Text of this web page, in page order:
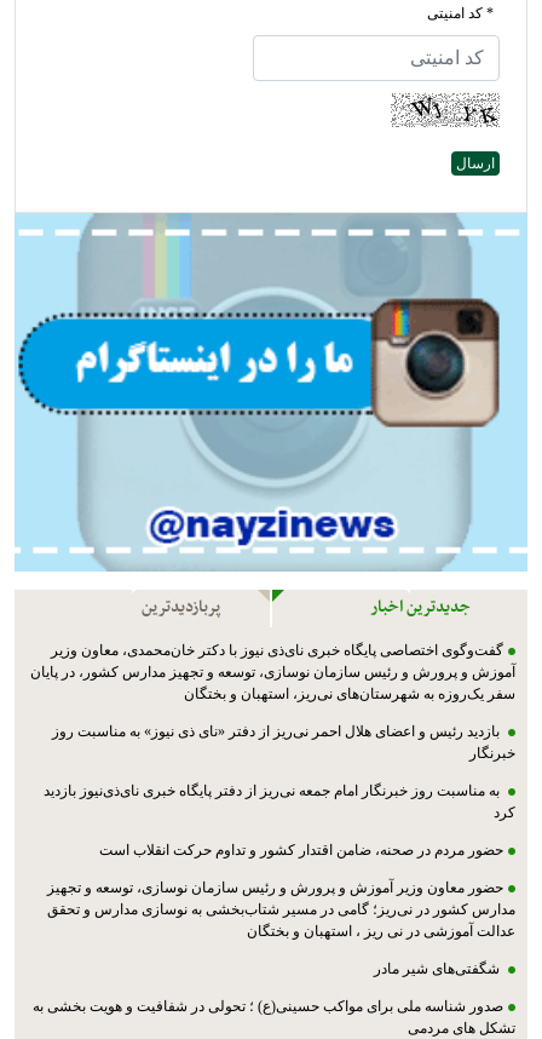
* کد امنیتی
جدیدترین اخبار پربازدیدترین
گفت‌وگوی اختصاصی پایگاه خبری نای‌ذی نیوز با دکتر خان‌محمدی، معاون وزیر
آموزش و پرورش و رئیس سازمان نوسازی، توسعه و تجهیز مدارس کشور، در پایان
سفر یک‌روزه به شهرستان‌های نی‌ریز، استهبان و بختگان
بازدید رئیس و اعضای هلال احمر نی‌ریز از دفتر «نای ذی نیوز» به مناسبت روز
خبرنگار
به مناسبت روز خبرنگار امام جمعه نی‌ریز از دفتر پایگاه خبری نای‌ذی‌نیوز بازدید
کرد
حضور مردم در صحنه، ضامن اقتدار کشور و تداوم حرکت انقلاب است
حضور معاون وزیر آموزش و پرورش و رئیس سازمان نوسازی، توسعه و تجهیز
مدارس کشور در نی‌ریز؛ گامی در مسیر شتاب‌بخشی به نوسازی مدارس و تحقق
عدالت آموزشی در نی ریز ، استهبان و بختگان
شگفتی‌های شیر مادر
صدور شناسه ملی برای مواکب حسینی(ع) ؛ تحولی در شفافیت و هویت بخشی به
تشکل های مردمی